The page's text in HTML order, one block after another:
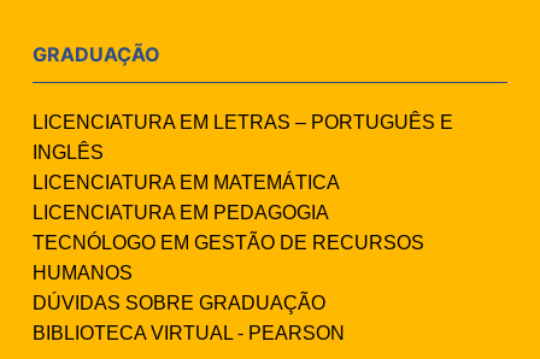
GRADUAÇÃO
LICENCIATURA EM LETRAS – PORTUGUÊS E
INGLÊS
LICENCIATURA EM MATEMÁTICA
LICENCIATURA EM PEDAGOGIA
TECNÓLOGO EM GESTÃO DE RECURSOS
HUMANOS
DÚVIDAS SOBRE GRADUAÇÃO
BIBLIOTECA VIRTUAL - PEARSON